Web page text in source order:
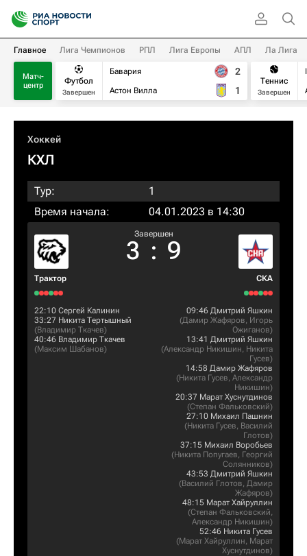
Главное Лига Чемпионов РПЛ Лига Европы АПЛ Ла Лига
Матч-
центр
Футбол
Завершен
Бавария
Астон Вилла
2
1
Теннис
Завершен
Хоккей
КХЛ
Тур:
1
Время начала:
04.01.2023 в 14:30
Трактор
Завершен
3 : 9
СКА
22:10 Сергей Калинин
33:27 Никита Тертышный
(Владимир Ткачев)
40:46 Владимир Ткачев
(Максим Шабанов)
09:46 Дмитрий Яшкин
(Дамир Жафяров, Игорь
Ожиганов)
13:41 Дмитрий Яшкин
(Александр Никишин, Никита
Гусев)
14:58 Дамир Жафяров
(Никита Гусев, Александр
Никишин)
20:37 Марат Хуснутдинов
(Степан Фальковский)
27:10 Михаил Пашнин
(Никита Гусев, Василий
Глотов)
37:15 Михаил Воробьев
(Никита Попугаев, Георгий
Солянников)
43:53 Дмитрий Яшкин
(Василий Глотов, Дамир
Жафяров)
48:15 Марат Хайруллин
(Степан Фальковский,
Александр Никишин)
52:46 Никита Гусев
(Марат Хайруллин, Марат
Хуснутдинов)